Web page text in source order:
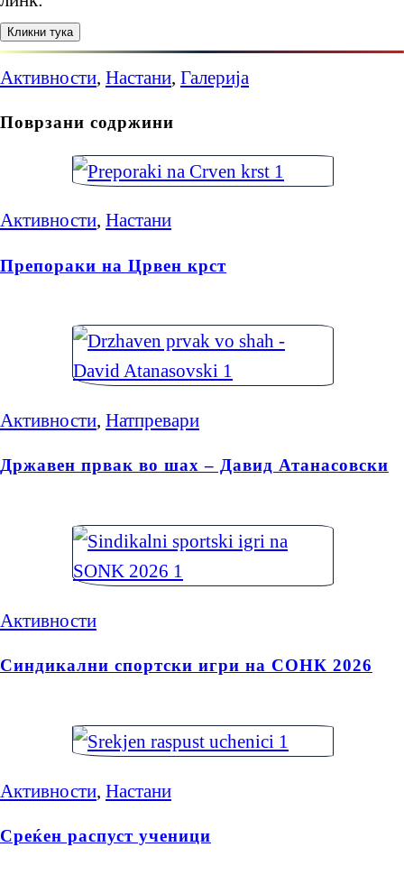
Активности Настани Галерија
Поврзани содржини
Активности, Настани
Препораки на Црвен крст
Активности, Натпревари
Државен првак во шах – Давид Атанасовски
Активности
Синдикални спортски игри на СОНК 2026
Активности, Настани
Среќен распуст ученици